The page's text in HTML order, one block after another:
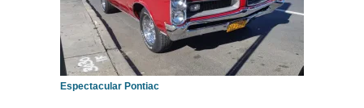
Espectacular Pontiac